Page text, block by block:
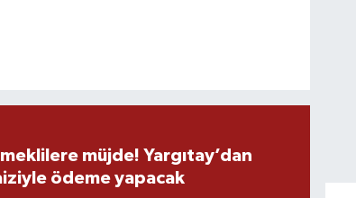
müjde! Yargıtay’dan
ödeme yapacak